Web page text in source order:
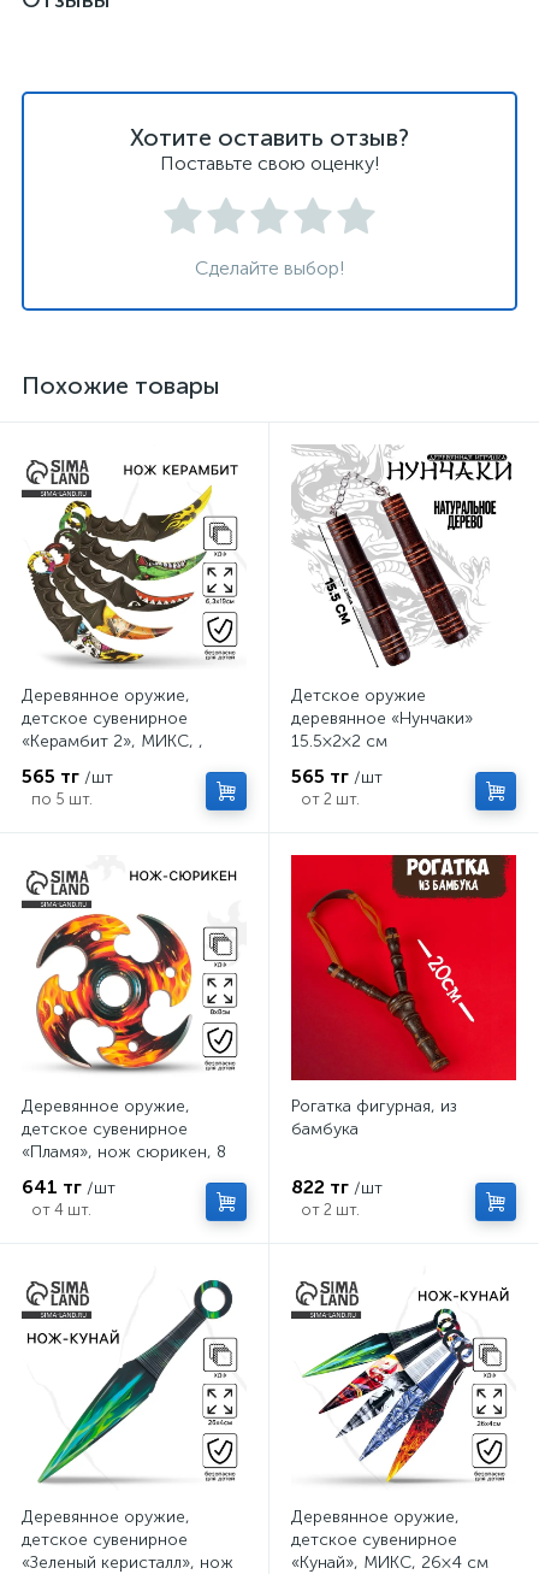
Хотите оставить отзыв?
Поставьте свою оценку!
Сделайте выбор!
Похожие товары
Деревянное оружие,
детское сувенирное
«Керамбит 2», МИКС, ,
565 тг /шт
по 5 шт.
Детское оружие
деревянное «Нунчаки»
15.5×2×2 см
565 тг /шт
от 2 шт.
Деревянное оружие,
детское сувенирное
«Пламя», нож сюрикен, 8
641 тг /шт
от 4 шт.
Рогатка фигурная, из
бамбука
822 тг /шт
от 2 шт.
Деревянное оружие,
детское сувенирное
«Зеленый керисталл», нож
Деревянное оружие,
детское сувенирное
«Кунай», МИКС, 26×4 см